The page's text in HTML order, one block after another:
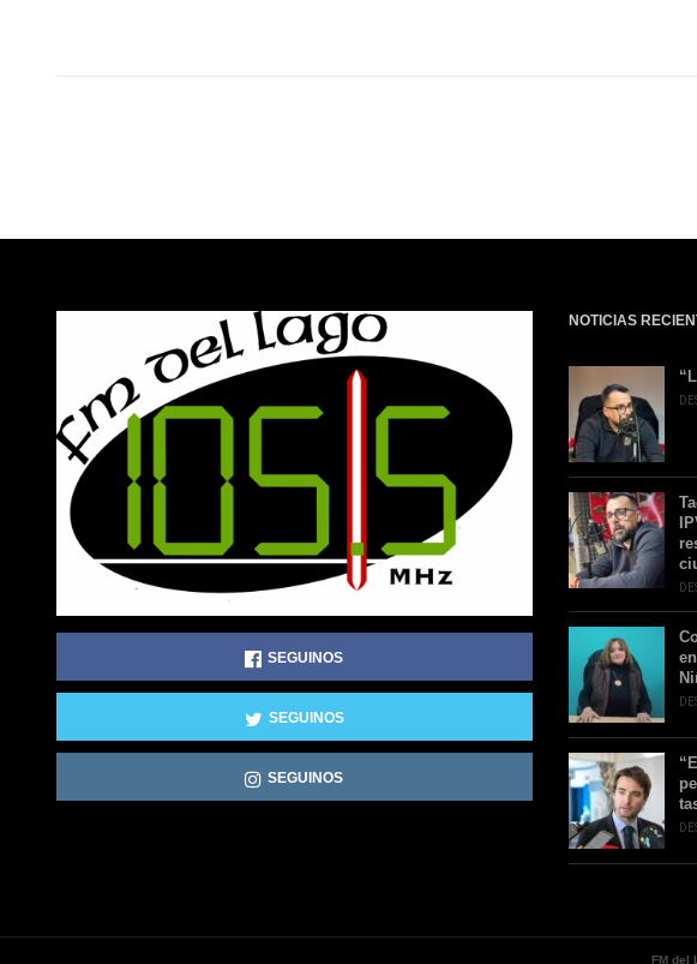
SEGUINOS
SEGUINOS
SEGUINOS
NOTICIAS
FM del